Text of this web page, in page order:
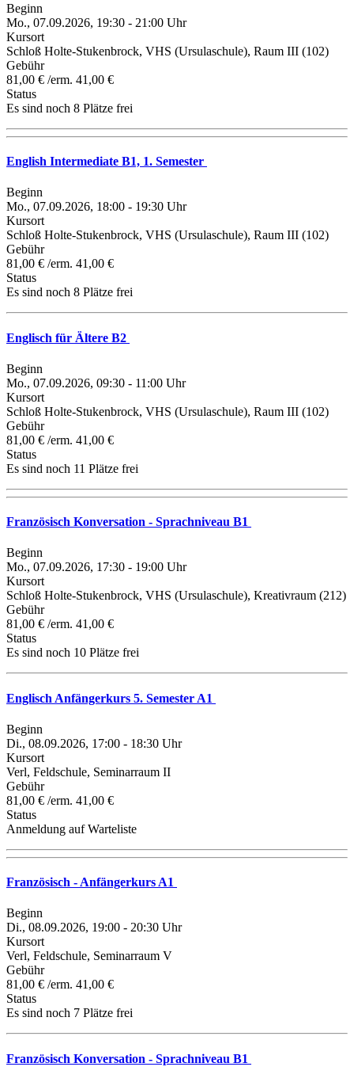
Beginn
Mo., 07.09.2026, 19:30 - 21:00 Uhr
Kursort
Schloß Holte-Stukenbrock, VHS (Ursulaschule), Raum III (102)
Gebühr
81,00 € /erm. 41,00 €
Status
Es sind noch 8 Plätze frei
English Intermediate B1, 1. Semester
Beginn
Mo., 07.09.2026, 18:00 - 19:30 Uhr
Kursort
Schloß Holte-Stukenbrock, VHS (Ursulaschule), Raum III (102)
Gebühr
81,00 € /erm. 41,00 €
Status
Es sind noch 8 Plätze frei
Englisch für Ältere B2
Beginn
Mo., 07.09.2026, 09:30 - 11:00 Uhr
Kursort
Schloß Holte-Stukenbrock, VHS (Ursulaschule), Raum III (102)
Gebühr
81,00 € /erm. 41,00 €
Status
Es sind noch 11 Plätze frei
Französisch Konversation - Sprachniveau B1
Beginn
Mo., 07.09.2026, 17:30 - 19:00 Uhr
Kursort
Schloß Holte-Stukenbrock, VHS (Ursulaschule), Kreativraum (212)
Gebühr
81,00 € /erm. 41,00 €
Status
Es sind noch 10 Plätze frei
Englisch Anfängerkurs 5. Semester A1
Beginn
Di., 08.09.2026, 17:00 - 18:30 Uhr
Kursort
Verl, Feldschule, Seminarraum II
Gebühr
81,00 € /erm. 41,00 €
Status
Anmeldung auf Warteliste
Französisch - Anfängerkurs A1
Beginn
Di., 08.09.2026, 19:00 - 20:30 Uhr
Kursort
Verl, Feldschule, Seminarraum V
Gebühr
81,00 € /erm. 41,00 €
Status
Es sind noch 7 Plätze frei
Französisch Konversation - Sprachniveau B1